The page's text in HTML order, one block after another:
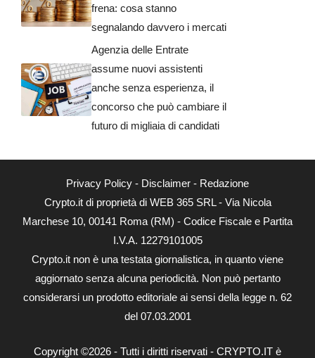
frena: cosa stanno
segnalando davvero i mercati
Agenzia delle Entrate
assume nuovi assistenti
anche senza esperienza, il
concorso che può cambiare il
futuro di migliaia di candidati
Privacy Policy - Disclaimer - Redazione
Crypto.it di proprietà di WEB 365 SRL - Via Nicola
Marchese 10, 00141 Roma (RM) - Codice Fiscale e Partita
I.V.A. 12279101005
Crypto.it non è una testata giornalistica, in quanto viene
aggiornato senza alcuna periodicità. Non può pertanto
considerarsi un prodotto editoriale ai sensi della legge n. 62
del 07.03.2001
Copyright ©2026 - Tutti i diritti riservati - CRYPTO.IT è